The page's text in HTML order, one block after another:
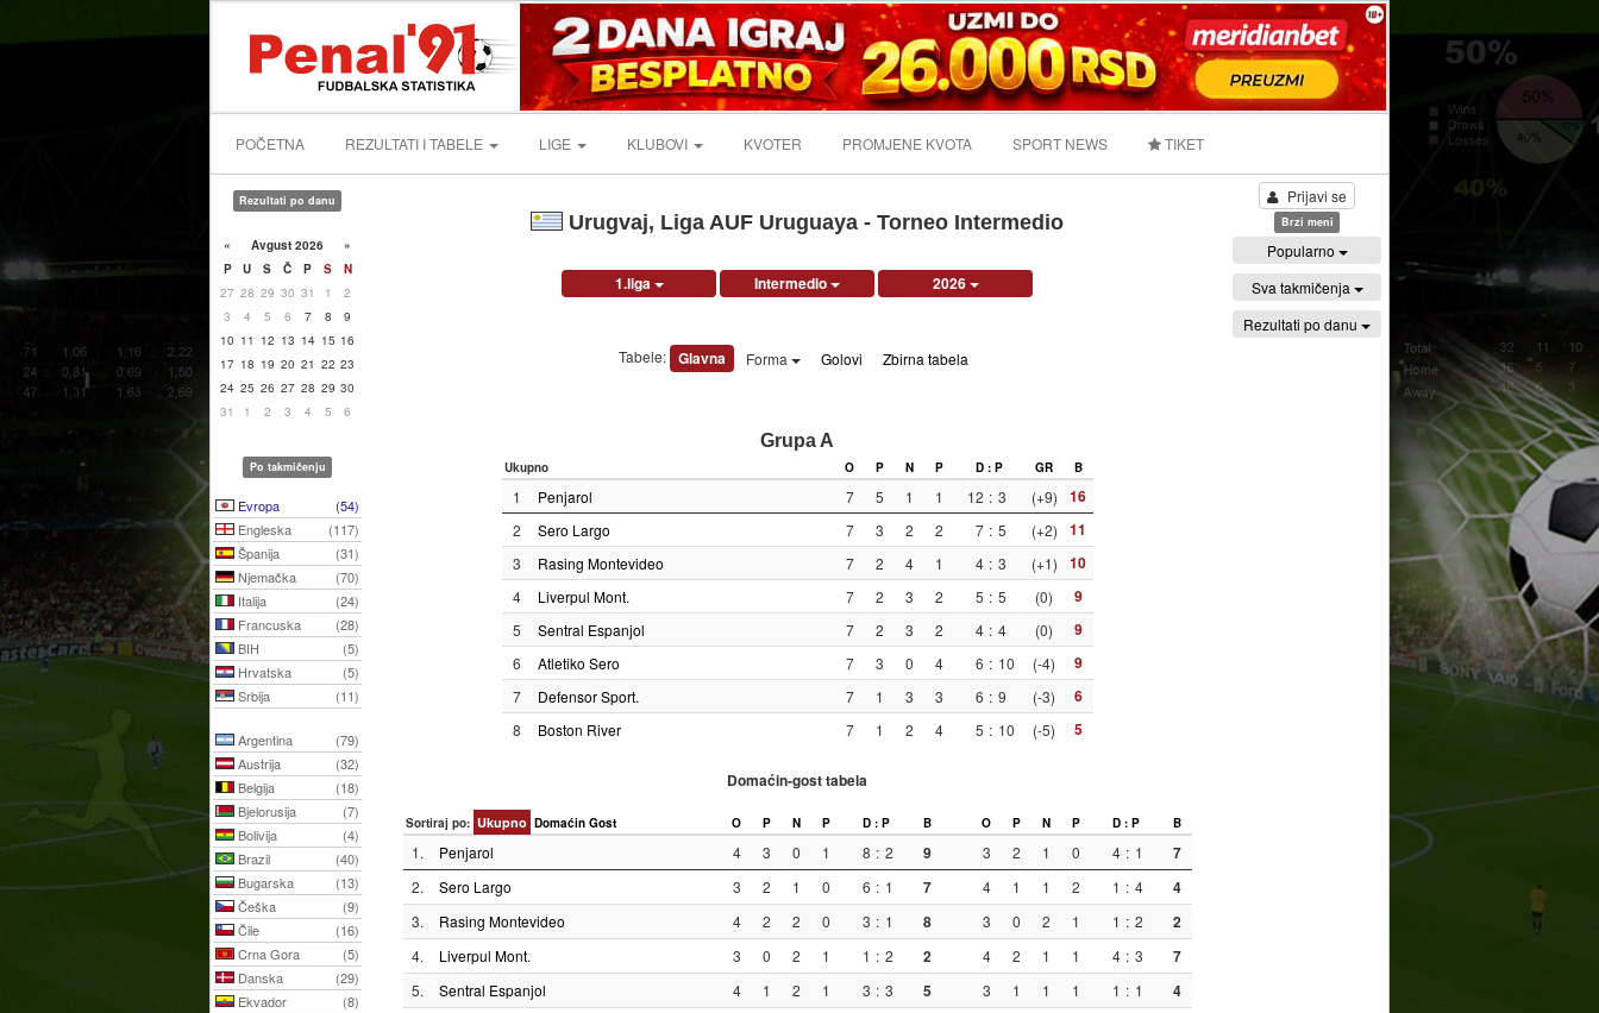
POČETNA REZULTATI I TABELE LIGE KLUBOVI KVOTER PROMJENE KVOTA SPORT NEWS TIKET
Rezultati po danu
« Avgust 2026
»
P
U S Č P S
N
27 28 29 30 31 1
2
3
4 5 6 7 8
9
10 11 12 13 14 15 16
17 18 19 20 21 22 23
24 25 26 27 28 29 30
31
1 2 3 4 5 6
Po takmičenju
Evropa
(54)
Engleska
(117)
Španija
(31)
Njemačka
(70)
Italija
(24)
Francuska
(28)
BIH
(5)
Hrvatska
(5)
Srbija
(11)
Argentina
(79)
Austrija
(32)
Belgija
(18)
Bjelorusija
(7)
Bolivija
(4)
Brazil
(40)
Bugarska
(13)
Češka
(9)
Čile
(16)
Crna Gora
(5)
Danska
(29)
Ekvador
(8)
Urugvaj, Liga AUF Uruguaya - Torneo Intermedio
1.liga Intermedio 2026
Tabele: Glavna Forma Golovi Zbirna tabela
Grupa A
Ukupno O P N P D : P GR B
1 Penjarol 7 5 1 1 12 : 3 (+9) 16
2 Sero Largo 7 3 2 2 7 : 5 (+2) 11
3 Rasing Montevideo 7 2 4 1 4 : 3 (+1) 10
4 Liverpul Mont. 7 2 3 2 5 : 5 (0) 9
5 Sentral Espanjol 7 2 3 2 4 : 4 (0) 9
6 Atletiko Sero 7 3 0 4 6 : 10 (-4) 9
7 Defensor Sport. 7 1 3 3 6 : 9 (-3) 6
8 Boston River 7 1 2 4 5 : 10 (-5) 5
Domaćin-gost tabela
Sortiraj po: Ukupno Domaćin Gost O P N P D : P B O P N P D : P B
1. Penjarol 4 3 0 1 8 : 2 9 3 2 1 0 4 : 1 7
2. Sero Largo 3 2 1 0 6 : 1 7 4 1 1 2 1 : 4 4
3. Rasing Montevideo 4 2 2 0 3 : 1 8 3 0 2 1 1 : 2 2
4. Liverpul Mont. 3 0 2 1 1 : 2 2 4 2 1 1 4 : 3 7
5. Sentral Espanjol 4 1 2 1 3 : 3 5 3 1 1 1 1 : 1 4
Prijavi se
Brzi meni
Popularno
Sva takmičenja
Rezultati po danu